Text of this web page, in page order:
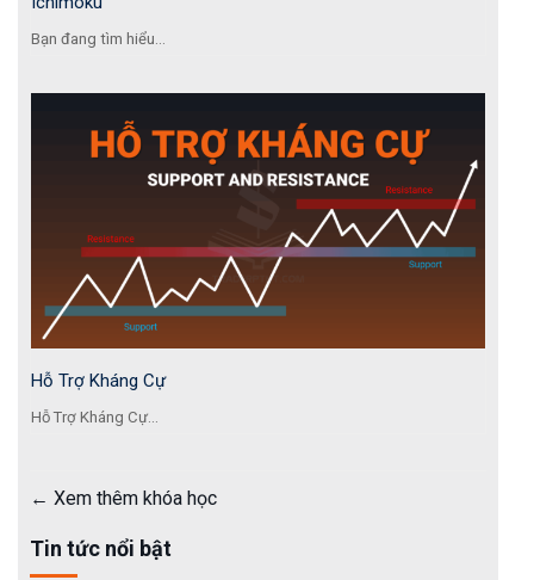
Bạn đang tìm hiểu...
Hỗ Trợ Kháng Cự
Hỗ Trợ Kháng Cự...
Xem thêm khóa học
Tin tức nổi bật